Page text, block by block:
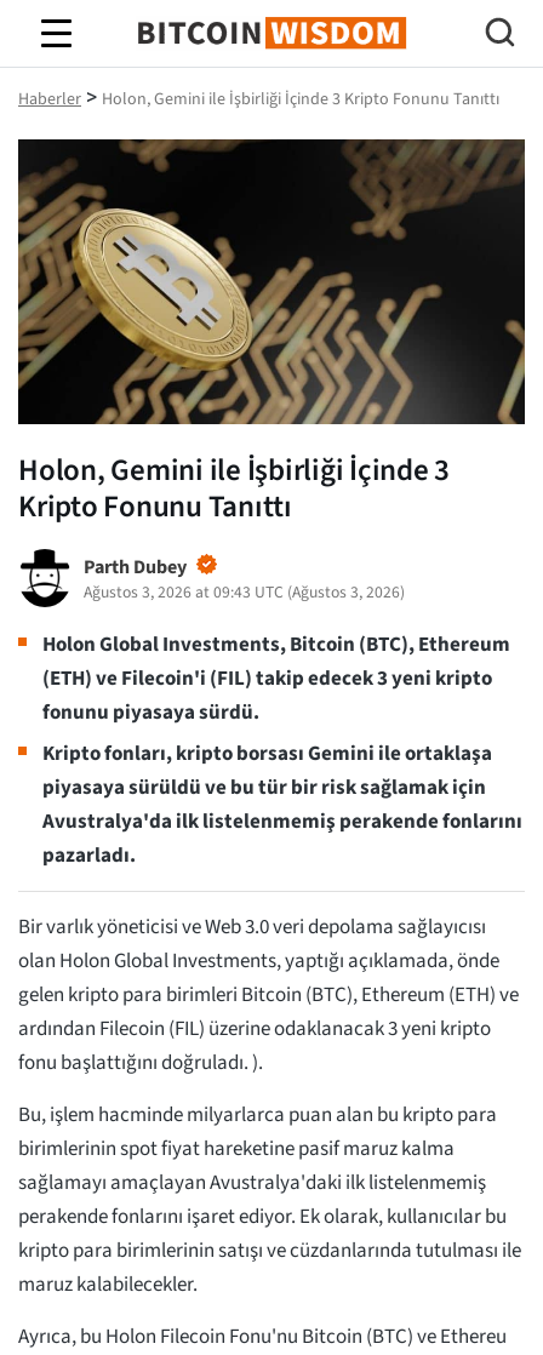
Bitcoin Bilgeliği
Haberler > Holon, Gemini ile İşbirliği İçinde 3 Kripto Fonunu Tanıttı
Holon, Gemini ile İşbirliği İçinde 3
Kripto Fonunu Tanıttı
Parth Dubey
Ağustos 3, 2026 at 09:43 UTC (Ağustos 3, 2026)
Holon Global Investments, Bitcoin (BTC), Ethereum
(ETH) ve Filecoin'i (FIL) takip edecek 3 yeni kripto
fonunu piyasaya sürdü.
Kripto fonları, kripto borsası Gemini ile ortaklaşa
piyasaya sürüldü ve bu tür bir risk sağlamak için
Avustralya'da ilk listelenmemiş perakende fonlarını
pazarladı.
Bir varlık yöneticisi ve Web 3.0 veri depolama sağlayıcısı
olan Holon Global Investments, yaptığı açıklamada, önde
gelen kripto para birimleri Bitcoin (BTC), Ethereum (ETH) ve
ardından Filecoin (FIL) üzerine odaklanacak 3 yeni kripto
fonu başlattığını doğruladı. ).
Bu, işlem hacminde milyarlarca puan alan bu kripto para
birimlerinin spot fiyat hareketine pasif maruz kalma
sağlamayı amaçlayan Avustralya'daki ilk listelenmemiş
perakende fonlarını işaret ediyor. Ek olarak, kullanıcılar bu
kripto para birimlerinin satışı ve cüzdanlarında tutulması ile
maruz kalabilecekler.
Ayrıca, bu Holon Filecoin Fonu'nu Bitcoin (BTC) ve Ethereu